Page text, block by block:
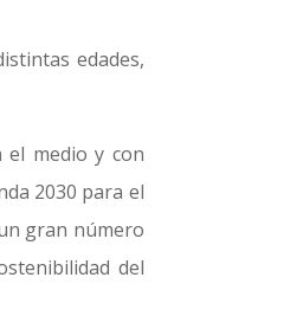
edades,
el medio y con
2030 para el
gran número
del